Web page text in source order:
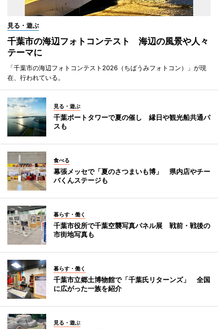
見る・遊ぶ
千葉市の海辺フォトコンテスト 海辺の風景や人々
テーマに
「千葉市の海辺フォトコンテスト2026（ちばうみフォトコン）」が現
在、行われている。
見る・遊ぶ
千葉ポートタワーで夏の催し 縁日や観光船共通パ
スも
食べる
幕張メッセで「夏のさつまいも博」 県内店やチー
バくんステージも
暮らす・働く
千葉市役所で千葉空襲写真パネル展 戦前・戦後の
市街地写真も
暮らす・働く
千葉市立郷土博物館で「千葉氏リターンズ」 全国
に広がった一族を紹介
見る・遊ぶ